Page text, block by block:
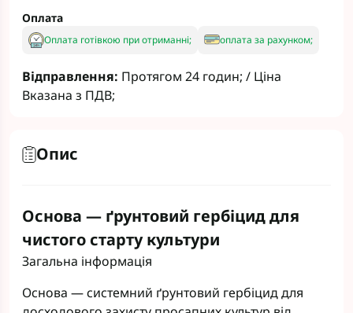
Оплата
Оплата готівкою при отриманні; оплата за рахунком;
Відправлення: Протягом 24 годин; / Ціна
Вказана з ПДВ;
Опис
Основа — ґрунтовий гербіцид для
чистого старту культури
Загальна інформація
Основа — системний ґрунтовий гербіцид для